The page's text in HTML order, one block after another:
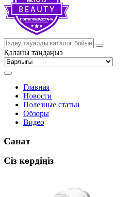
Қаланы таңдаңыз
Главная
Новости
Полезные статьи
Обзоры
Видео
Санат
Сіз көрдіңіз